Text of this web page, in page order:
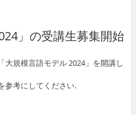
」の受講生募集開始
規模言語モデル 2024」を開講し
参考にしてください.